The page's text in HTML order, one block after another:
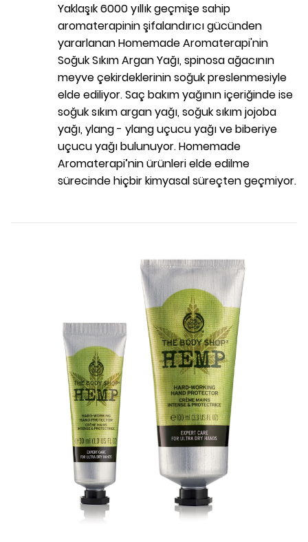
Yaklaşık 6000 yıllık geçmişe sahip
aromaterapinin şifalandırıcı gücünden
yararlanan Homemade Aromaterapi'nin
Soğuk Sıkım Argan Yağı, spinosa ağacının
meyve çekirdeklerinin soğuk preslenmesiyle
elde ediliyor. Saç bakım yağının içeriğinde ise
soğuk sıkım argan yağı, soğuk sıkım jojoba
yağı, ylang - ylang uçucu yağı ve biberiye
uçucu yağı bulunuyor. Homemade
Aromaterapi’nin ürünleri elde edilme
sürecinde hiçbir kimyasal süreçten geçmiyor.